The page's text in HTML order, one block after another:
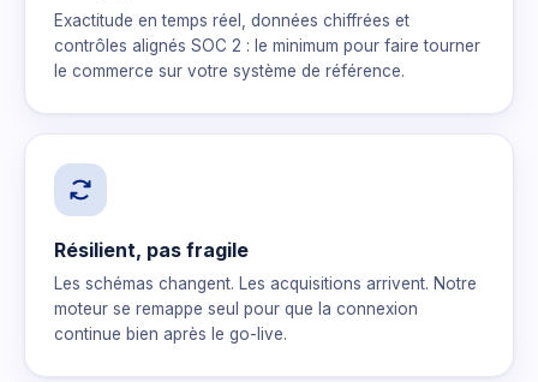
Exactitude en temps réel, données chiffrées et
contrôles alignés SOC 2 : le minimum pour faire tourner
le commerce sur votre système de référence.
Résilient, pas fragile
Les schémas changent. Les acquisitions arrivent. Notre
moteur se remappe seul pour que la connexion
continue bien après le go-live.